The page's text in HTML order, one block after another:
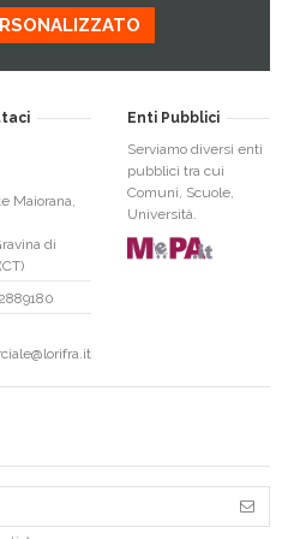
Maiorana,
di
Enti Pubblici
Serviamo diversi enti
pubblici tra cui
Comuni, Scuole,
Università.